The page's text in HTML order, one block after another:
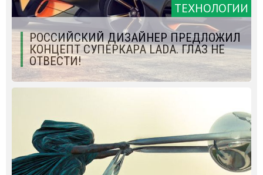
ТЕХНОЛОГИИ
РОССИЙСКИЙ ДИЗАЙНЕР ПРЕДЛОЖИЛ
КОНЦЕПТ СУПЕРКАРА LADA. ГЛАЗ НЕ
ОТВЕСТИ!